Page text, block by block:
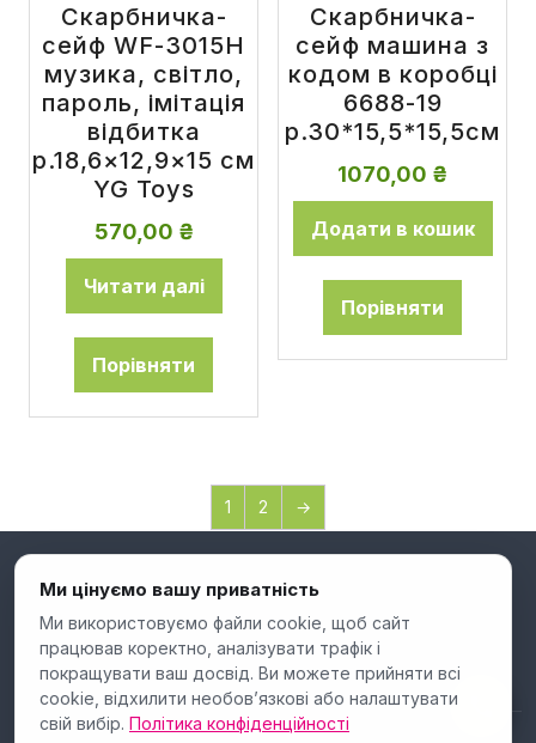
Скарбничка-
сейф WF-3015H
музика, світло,
пароль, імітація
відбитка
р.18,6×12,9×15 см
YG Toys
570,00 ₴
Читати далі
Порівняти
Скарбничка-
сейф машина з
кодом в коробці
6688-19
р.30*15,5*15,5см
1070,00 ₴
Додати в кошик
Порівняти
1 2 →
Ми цінуємо вашу приватність
Ми використовуємо файли cookie, щоб сайт
працював коректно, аналізувати трафік і
покращувати ваш досвід. Ви можете прийняти всі
cookie, відхилити необов’язкові або налаштувати
свій вибір. Політика конфіденційності